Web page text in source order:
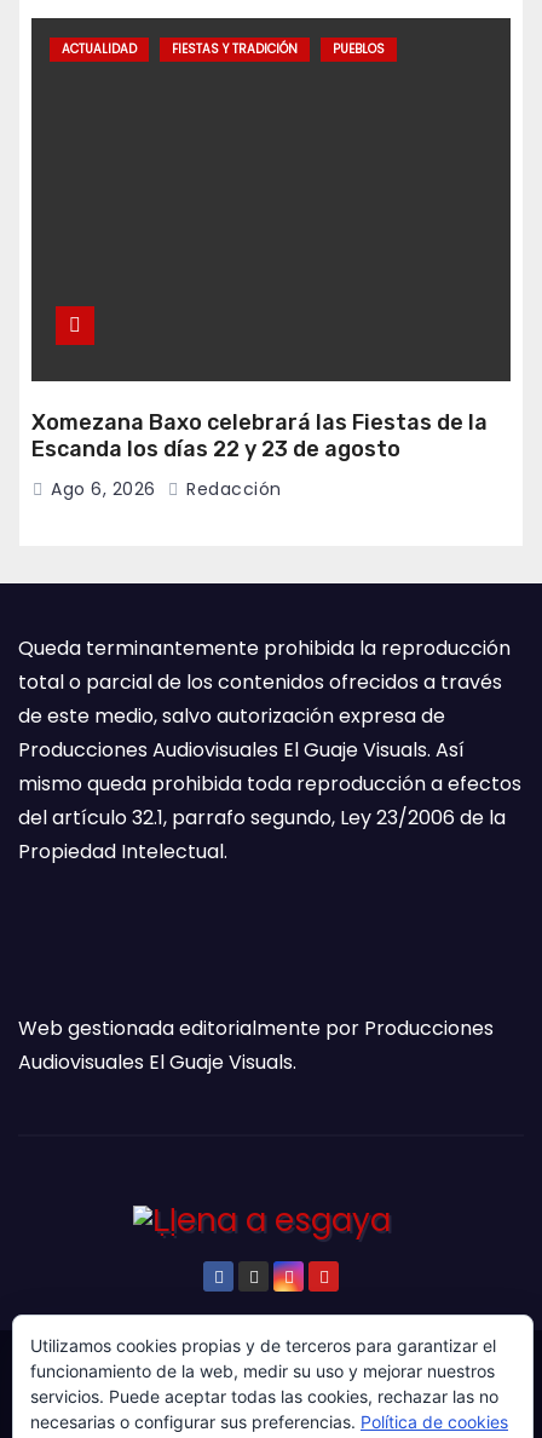
ACTUALIDAD FIESTAS Y TRADICIÓN PUEBLOS
Xomezana Baxo celebrará las Fiestas de la
Escanda los días 22 y 23 de agosto
Ago 6, 2026 Redacción
Queda terminantemente prohibida la reproducción
total o parcial de los contenidos ofrecidos a través
de este medio, salvo autorización expresa de
Producciones Audiovisuales El Guaje Visuals. Así
mismo queda prohibida toda reproducción a efectos
del artículo 32.1, parrafo segundo, Ley 23/2006 de la
Propiedad Intelectual.
Web gestionada editorialmente por Producciones
Audiovisuales El Guaje Visuals.
© Copyright 2024. Todos los derechos reservados.
Web gestionada por Producciones Audiovisuales El
Utilizamos cookies propias y de terceros para garantizar el
funcionamiento de la web, medir su uso y mejorar nuestros
servicios. Puede aceptar todas las cookies, rechazar las no
necesarias o configurar sus preferencias. Política de cookies